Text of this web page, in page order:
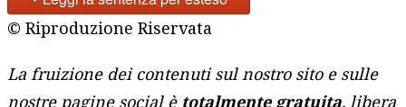
© Riproduzione Riservata
La fruizione dei contenuti sul nostro sito e sulle
nostre pagine social è totalmente gratuita, libera